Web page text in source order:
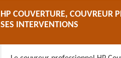
HP COUVERTURE, COUVREUR
SES INTERVENTIONS